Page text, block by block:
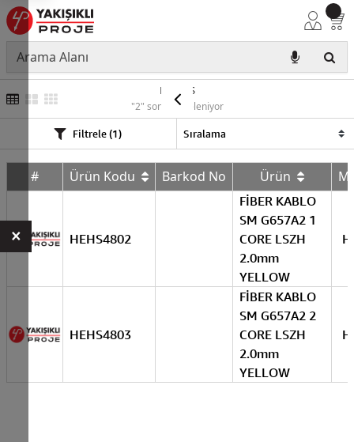
HELİOS
"2" sonuç listeleniyor
Filtrele (1)
# Ürün Kodu Barkod No Ürün
HEHS4802
FİBER KABLO
SM G657A2 1
CORE LSZH
2.0mm
YELLOW
HEHS4803
FİBER KABLO
SM G657A2 2
CORE LSZH
2.0mm
YELLOW
×